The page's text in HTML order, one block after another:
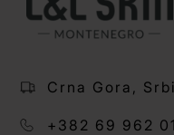
Crna Gora,
+382 69 962